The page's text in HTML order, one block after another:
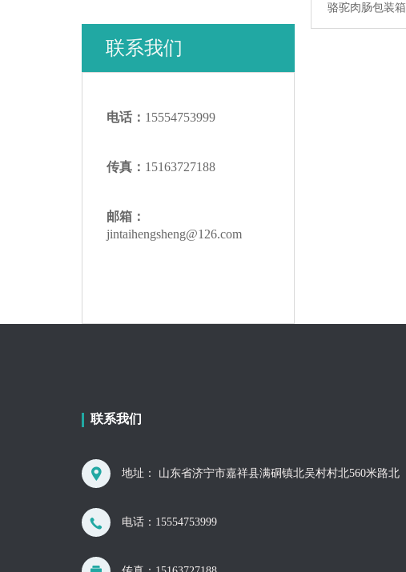
联系我们
电话： 15554753999
传真： 15163727188
邮箱：
jintaihengsheng@126.com
骆驼肉肠包装箱
联系我们
地址： 山东省济宁市嘉祥县满硐镇北吴村村北560米路北
电话： 15554753999